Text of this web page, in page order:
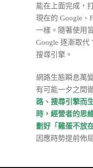
能在上面完成，
現在的 Google、
一樣。隨著使用
Google 逐漸取代
搜尋引擎。
網路生態瞬息萬
有可能一夕之間
路、搜尋引擎而
時，經營者的思
劃好「雞蛋不放
因應時勢提前佈